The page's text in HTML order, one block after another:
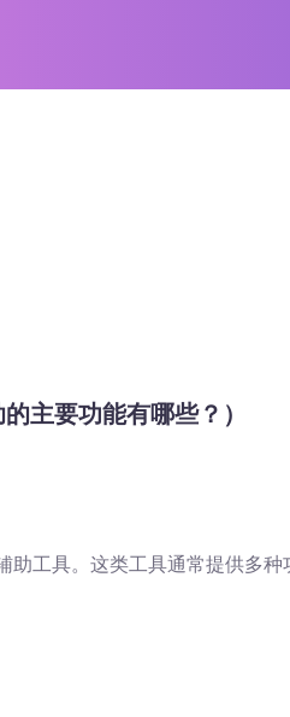
主要功能有哪些？）
工具。这类工具通常提供多种